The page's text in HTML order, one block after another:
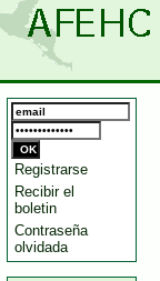
Registrarse
Recibir el
boletin
Contraseña
olvidada